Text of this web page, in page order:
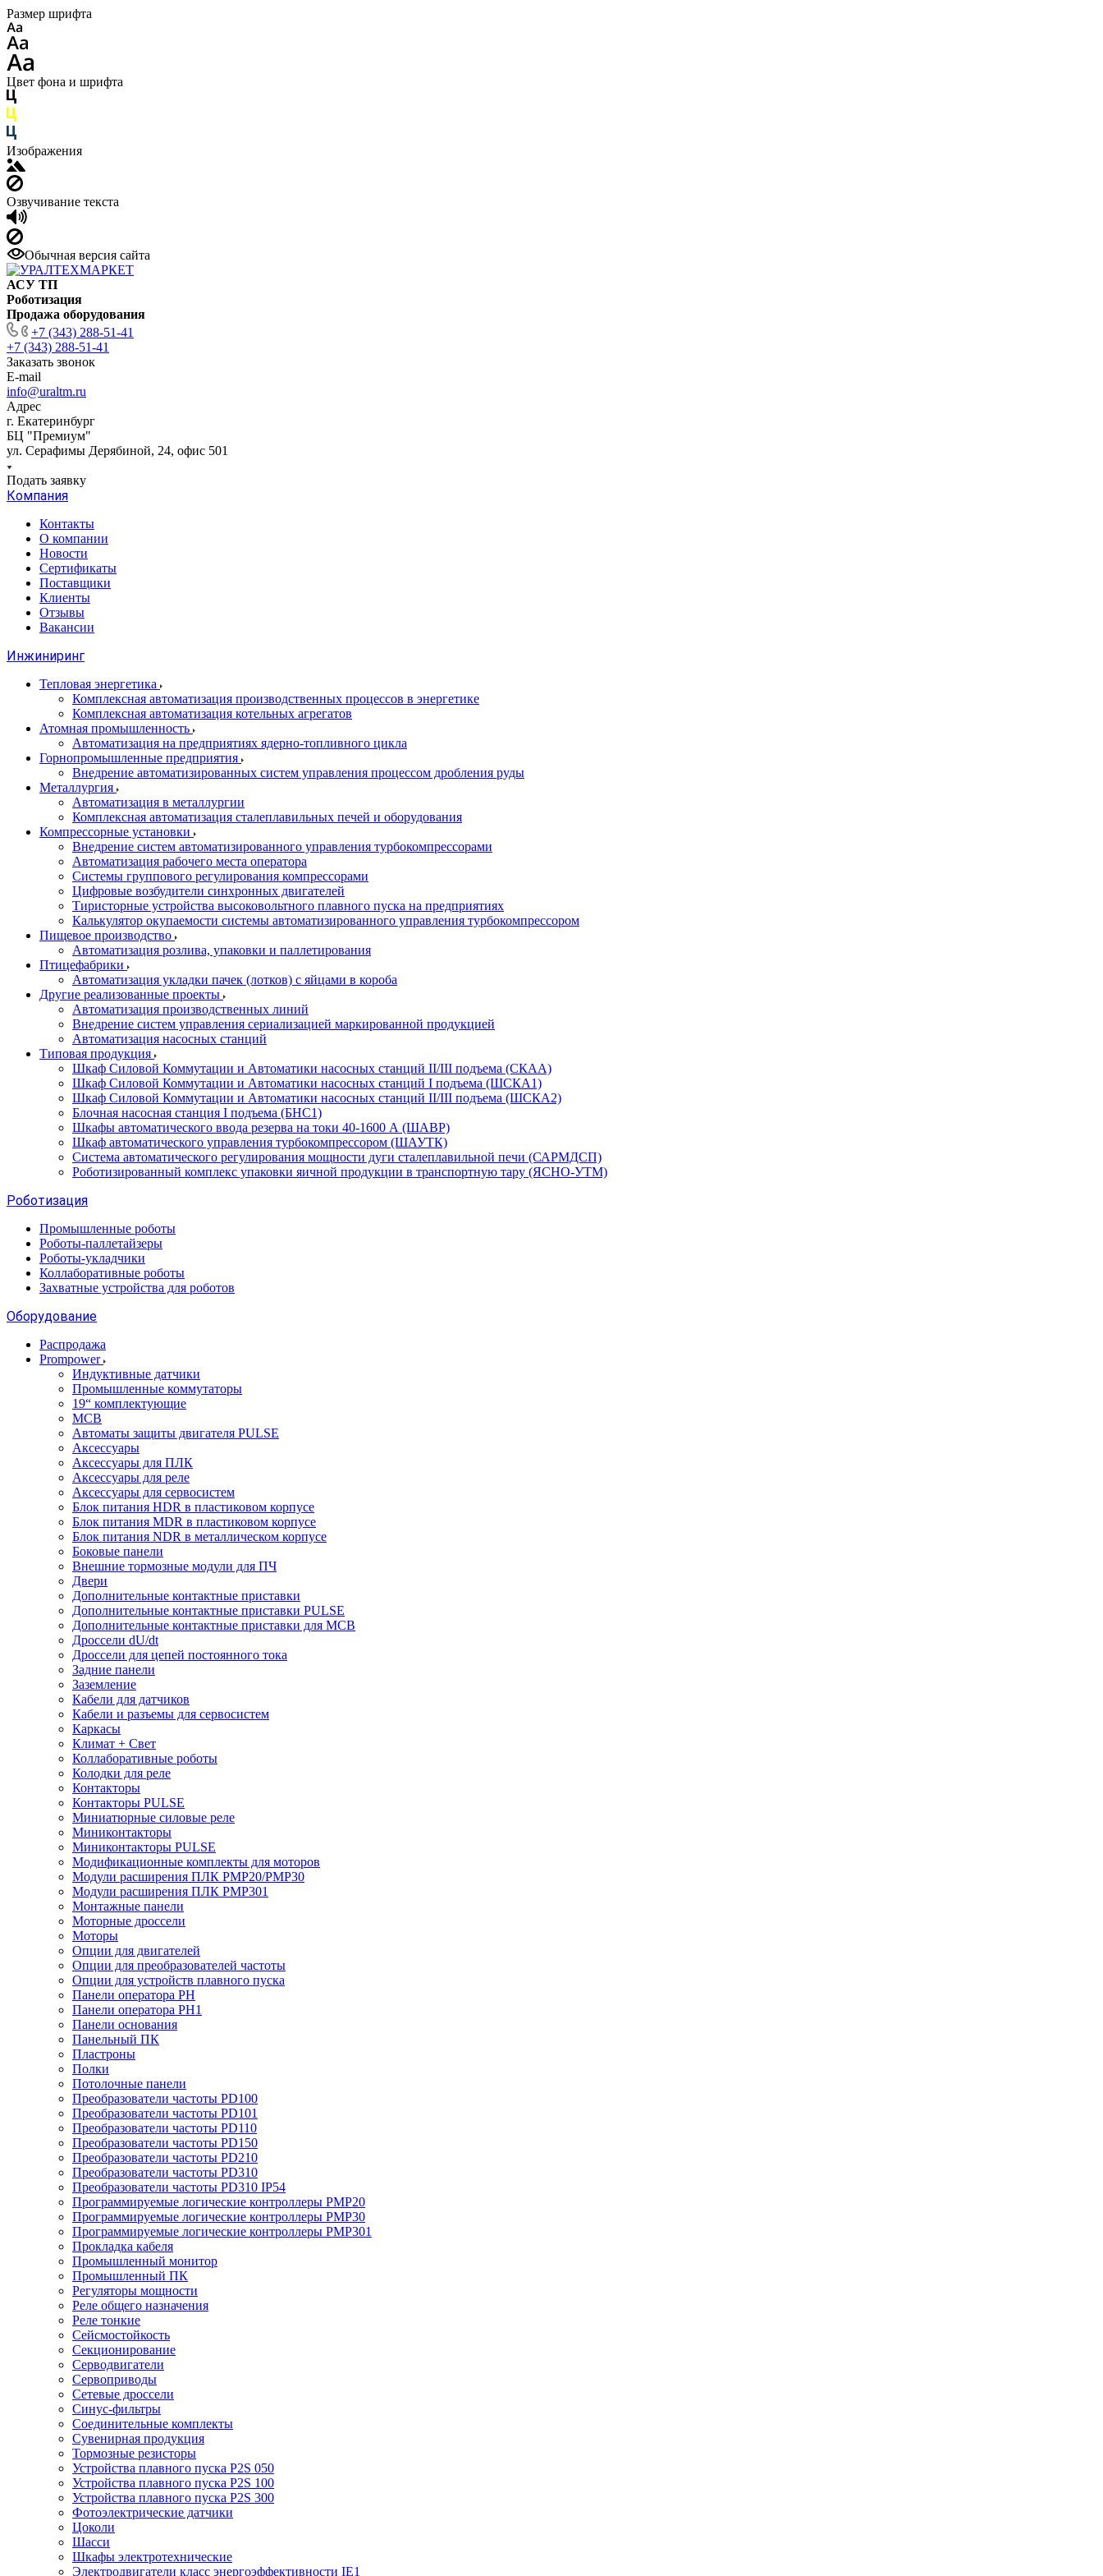
Размер шрифта
Цвет фона и шрифта
Изображения
Озвучивание текста
Обычная версия сайта
АСУ ТП
Роботизация
Продажа оборудования
+7 (343) 288-51-41
+7 (343) 288-51-41
Заказать звонок
E-mail
info@uraltm.ru
Адрес
г. Екатеринбург
БЦ "Премиум"
ул. Серафимы Дерябиной, 24, офис 501
Подать заявку
Компания
Контакты
О компании
Новости
Сертификаты
Поставщики
Клиенты
Отзывы
Вакансии
Инжиниринг
Тепловая энергетика
Комплексная автоматизация производственных процессов в энергетике
Комплексная автоматизация котельных агрегатов
Атомная промышленность
Автоматизация на предприятиях ядерно-топливного цикла
Горнопромышленные предприятия
Внедрение автоматизированных систем управления процессом дробления руды
Металлургия
Автоматизация в металлургии
Комплексная автоматизация сталеплавильных печей и оборудования
Компрессорные установки
Внедрение систем автоматизированного управления турбокомпрессорами
Автоматизация рабочего места оператора
Системы группового регулирования компрессорами
Цифровые возбудители синхронных двигателей
Тиристорные устройства высоковольтного плавного пуска на предприятиях
Калькулятор окупаемости системы автоматизированного управления турбокомпрессором
Пищевое производство
Автоматизация розлива, упаковки и паллетирования
Птицефабрики
Автоматизация укладки пачек (лотков) с яйцами в короба
Другие реализованные проекты
Автоматизация производственных линий
Внедрение систем управления сериализацией маркированной продукцией
Автоматизация насосных станций
Типовая продукция
Шкаф Силовой Коммутации и Автоматики насосных станций II/III подъема (СКАА)
Шкаф Силовой Коммутации и Автоматики насосных станций I подъема (ШСКА1)
Шкаф Силовой Коммутации и Автоматики насосных станций II/III подъема (ШСКА2)
Блочная насосная станция I подъема (БНС1)
Шкафы автоматического ввода резерва на токи 40-1600 А (ШАВР)
Шкаф автоматического управления турбокомпрессором (ШАУТК)
Система автоматического регулирования мощности дуги сталеплавильной печи (САРМДСП)
Роботизированный комплекс упаковки яичной продукции в транспортную тару (ЯСНО-УТМ)
Роботизация
Промышленные роботы
Роботы-паллетайзеры
Роботы-укладчики
Коллаборативные роботы
Захватные устройства для роботов
Оборудование
Распродажа
Prompower
Индуктивные датчики
Промышленные коммутаторы
19“ комплектующие
MCB
Автоматы защиты двигателя PULSE
Аксессуары
Аксессуары для ПЛК
Аксессуары для реле
Аксессуары для сервосистем
Блок питания HDR в пластиковом корпусе
Блок питания MDR в пластиковом корпусе
Блок питания NDR в металлическом корпусе
Боковые панели
Внешние тормозные модули для ПЧ
Двери
Дополнительные контактные приставки
Дополнительные контактные приставки PULSE
Дополнительные контактные приставки для MCB
Дроссели dU/dt
Дроссели для цепей постоянного тока
Задние панели
Заземление
Кабели для датчиков
Кабели и разъемы для сервосистем
Каркасы
Климат + Свет
Коллаборативные роботы
Колодки для реле
Контакторы
Контакторы PULSE
Миниатюрные силовые реле
Миниконтакторы
Миниконтакторы PULSE
Модификационные комплекты для моторов
Модули расширения ПЛК PMP20/PMP30
Модули расширения ПЛК PMP301
Монтажные панели
Моторные дроссели
Моторы
Опции для двигателей
Опции для преобразователей частоты
Опции для устройств плавного пуска
Панели оператора PH
Панели оператора PH1
Панели основания
Панельный ПК
Пластроны
Полки
Потолочные панели
Преобразователи частоты PD100
Преобразователи частоты PD101
Преобразователи частоты PD110
Преобразователи частоты PD150
Преобразователи частоты PD210
Преобразователи частоты PD310
Преобразователи частоты PD310 IP54
Программируемые логические контроллеры PMP20
Программируемые логические контроллеры PMP30
Программируемые логические контроллеры PMP301
Прокладка кабеля
Промышленный монитор
Промышленный ПК
Регуляторы мощности
Реле общего назначения
Реле тонкие
Сейсмостойкость
Секционирование
Серводвигатели
Сервоприводы
Сетевые дроссели
Синус-фильтры
Соединительные комплекты
Сувенирная продукция
Тормозные резисторы
Устройства плавного пуска P2S 050
Устройства плавного пуска P2S 100
Устройства плавного пуска P2S 300
Фотоэлектрические датчики
Цоколи
Шасси
Шкафы электротехнические
Электродвигатели класс энергоэффективности IE1